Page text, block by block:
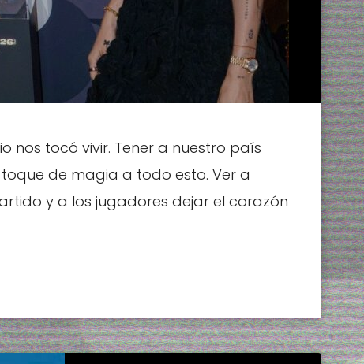
nos tocó vivir. Tener a nuestro país
de magia a todo esto. Ver a
y a los jugadores dejar el corazón